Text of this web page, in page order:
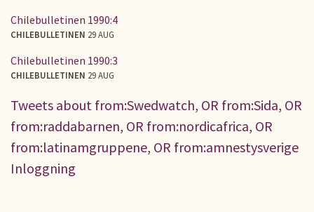
Chilebulletinen 1990:4
CHILEBULLETINEN 29 AUG
Chilebulletinen 1990:3
CHILEBULLETINEN 29 AUG
Tweets about from:Swedwatch, OR from:Sida, OR
from:raddabarnen, OR from:nordicafrica, OR
from:latinamgruppene, OR from:amnestysverige
Inloggning